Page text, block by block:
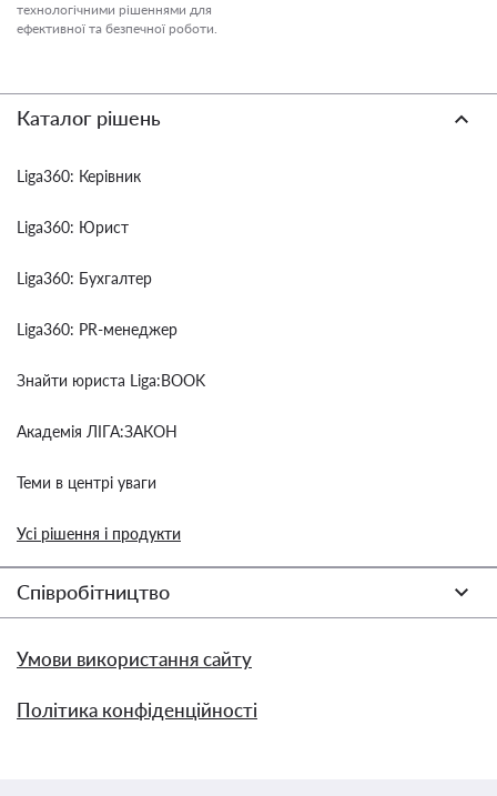
технологічними рішеннями для
ефективної та безпечної роботи.
Каталог рішень
Liga360: Керівник
Liga360: Юрист
Liga360: Бухгалтер
Liga360: PR-менеджер
Знайти юриста Liga:BOOK
Академія ЛІГА:ЗАКОН
Теми в центрі уваги
Усі рішення і продукти
Співробітництво
Умови використання сайту
Політика конфіденційності